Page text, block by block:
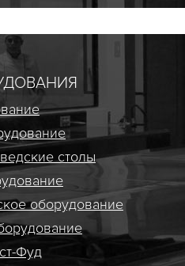
столы
оборудование
Фуд